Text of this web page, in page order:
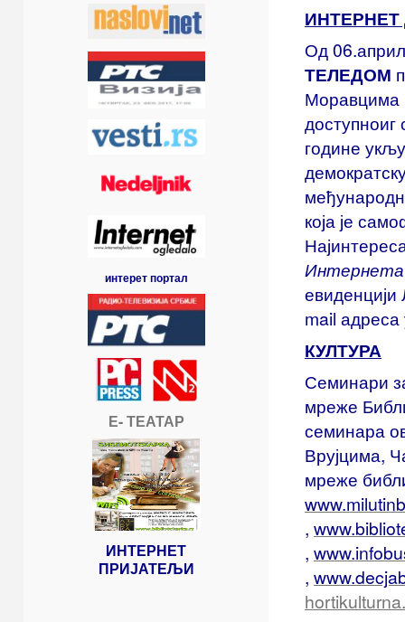
интерет портал
Е- ТЕАТАР
ИНТЕРНЕТ
ПРИЈАТЕЉИ
Од
ТЕЛЕДОМ
Моравцима
године
која је
mail
КУЛТУРА
Семинари
мреже
семинара
Врујцима,
мреже
,
,
,